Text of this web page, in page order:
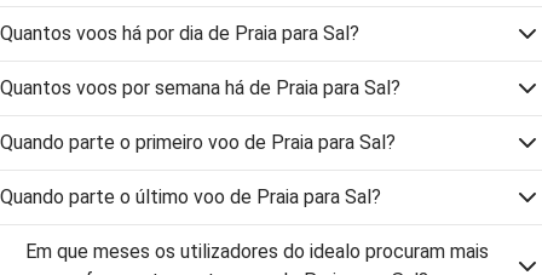
Quantos voos há por dia de Praia para Sal?
Quantos voos por semana há de Praia para Sal?
Quando parte o primeiro voo de Praia para Sal?
Quando parte o último voo de Praia para Sal?
Em que meses os utilizadores do idealo procuram mais